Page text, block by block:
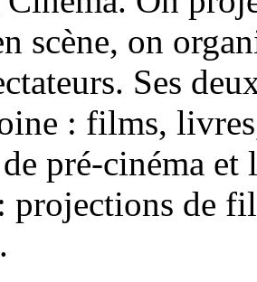
scène, on
Ses
: films,
pré-cinéma
projections de